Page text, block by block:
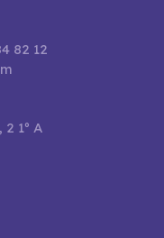
82 12
1º A